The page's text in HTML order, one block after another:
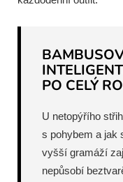
PO CELÝ
U netopýřího
s pohybem a jak
vyšší gramáží
nepůsobí